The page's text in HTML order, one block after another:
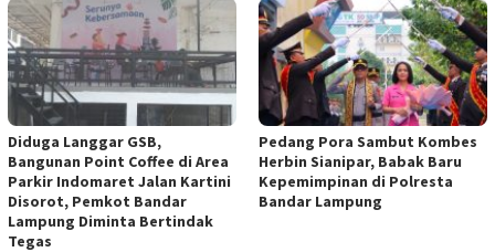
Diduga Langgar GSB,
Bangunan Point Coffee di Area
Parkir Indomaret Jalan Kartini
Disorot, Pemkot Bandar
Lampung Diminta Bertindak
Tegas
Pedang Pora Sambut Kombes
Herbin Sianipar, Babak Baru
Kepemimpinan di Polresta
Bandar Lampung